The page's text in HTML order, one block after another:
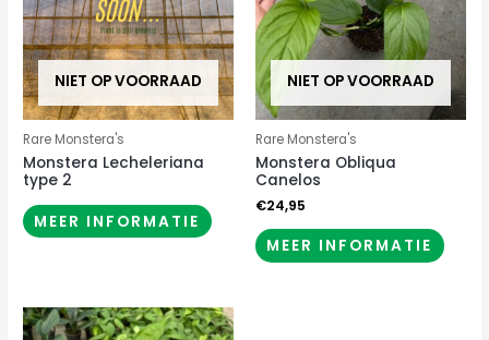
NIET OP VOORRAAD
Rare Monstera's
Monstera Lecheleriana
type 2
MEER INFORMATIE
NIET OP VOORRAAD
Rare Monstera's
Monstera Obliqua
Canelos
€24,95
MEER INFORMATIE